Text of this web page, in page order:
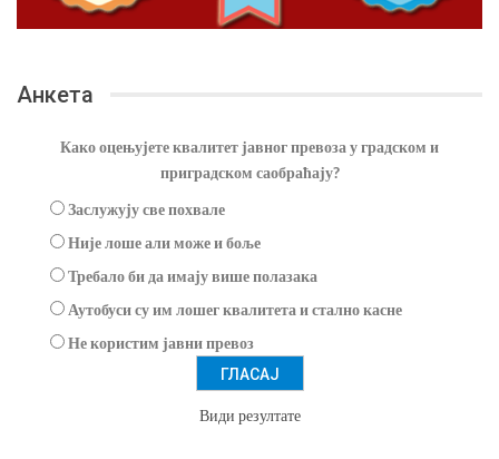
Анкета
Како оцењујете квалитет јавног превоза у градском и
приградском саобраћају?
Заслужују све похвале
Није лоше али може и боље
Требало би да имају више полазака
Аутобуси су им лошег квалитета и стално касне
Не користим јавни превоз
Види резултате